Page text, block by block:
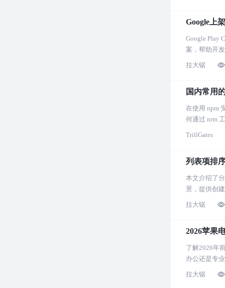
Google上
Google Play
案，帮助开
拉大锯
国内常用
在使用 npm
何通过 nrm
TrillGates
列表项排
本文介绍了
景，提供创
拉大锯
2026苹果
了解2026年
办公还是专
拉大锯